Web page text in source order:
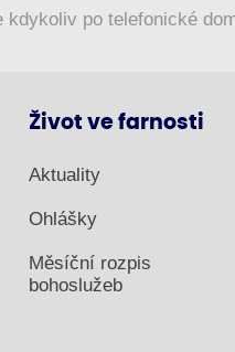
kdykoliv po telefonické
Život ve farnosti
Aktuality
Ohlášky
Měsíční rozpis
bohoslužeb